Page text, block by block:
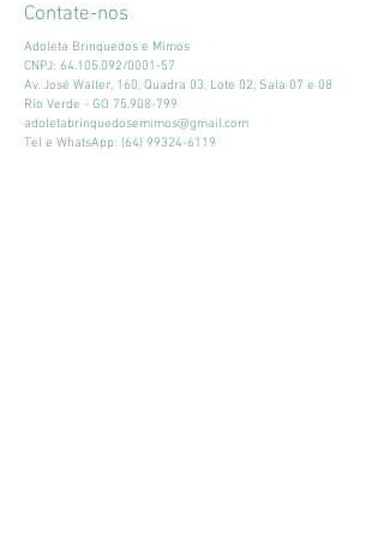
Contate-nos
Adoleta Brinquedos e Mimos
CNPJ: 64.105.092/0001-57
Av. José Walter, 160, Quadra 03, Lote 02, Sala 07 e 08
Rio Verde - GO 75.908-799
adoletabrinquedosemimos@gmail.com
Tel e WhatsApp: (64) 99324-6119